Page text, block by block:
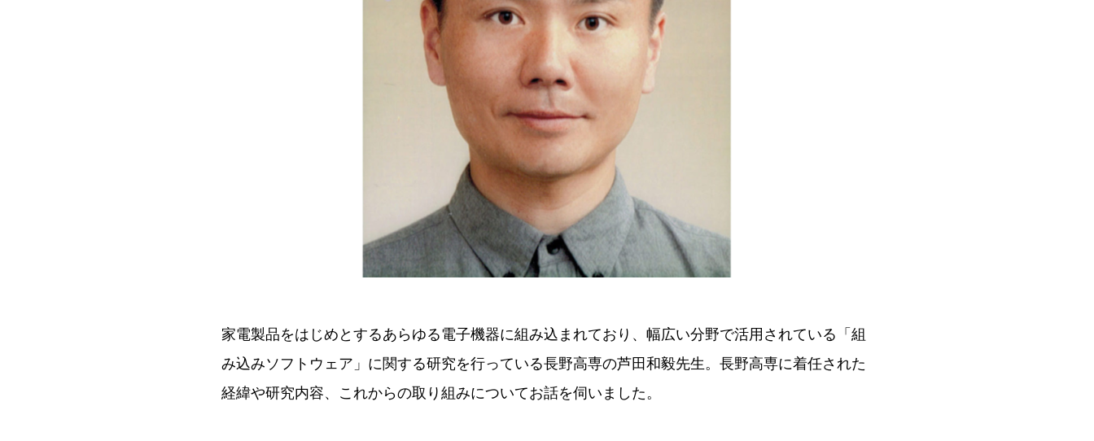
家電製品をはじめとするあらゆる電子機器に組み込まれており、幅広い分野で活用されている「組
み込みソフトウェア」に関する研究を行っている長野高専の芦田和毅先生。長野高専に着任された
経緯や研究内容、これからの取り組みについてお話を伺いました。